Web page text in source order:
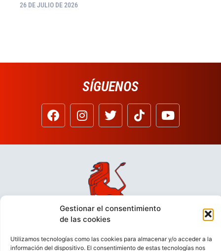
Gestionar el consentimiento
de las cookies
Utilizamos tecnologías como las cookies para almacenar y/o acceder a la
información del dispositivo. El consentimiento de estas tecnologías nos
26 DE JULIO DE 2026
SÍGUENOS